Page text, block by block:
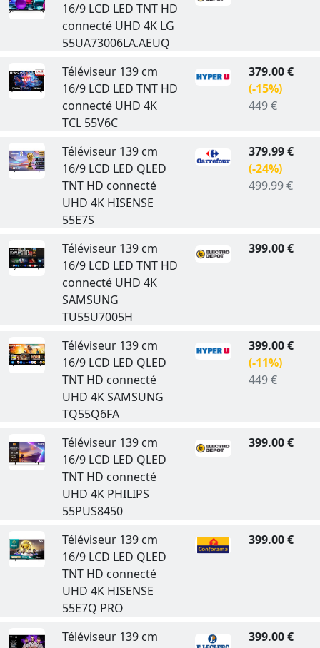
16/9 LCD LED TNT HD
connecté UHD 4K LG
55UA73006LA.AEUQ
Téléviseur 139 cm
16/9 LCD LED TNT HD
connecté UHD 4K
TCL 55V6C
379.00 €
(-15%)
449 €
Téléviseur 139 cm
16/9 LCD LED QLED
TNT HD connecté
UHD 4K HISENSE
55E7S
379.99 €
(-24%)
499.99 €
Téléviseur 139 cm
16/9 LCD LED TNT HD
connecté UHD 4K
SAMSUNG
TU55U7005H
399.00 €
Téléviseur 139 cm
16/9 LCD LED QLED
TNT HD connecté
UHD 4K SAMSUNG
TQ55Q6FA
399.00 €
(-11%)
449 €
Téléviseur 139 cm
16/9 LCD LED QLED
TNT HD connecté
UHD 4K PHILIPS
55PUS8450
399.00 €
Téléviseur 139 cm
16/9 LCD LED QLED
TNT HD connecté
UHD 4K HISENSE
55E7Q PRO
399.00 €
Téléviseur 139 cm
399.00 €